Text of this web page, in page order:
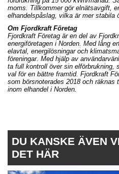
moms. Tillkommer gör elnätsavgift,
elhandelspåslag, vilka är mer stabila
Om Fjordkraft Företag
Fjordkraft Företag är en del av
energiföretagen i Norden. Med lång
elavtal, energilösningar och
föreningar. Med hjälp av
ta full kontroll över sin elförbrukning,
val för en bättre framtid. Fjordkraft
som börsnoterades 2018 och räknas
inom elhandel i Norden.
DU KANSKE ÄVEN
DET HÄR